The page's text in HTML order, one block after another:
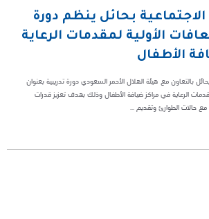
الاجتماعية بحائل ينظم دورة
الأولية لمقدمات الرعاية
الأطفال
بالتعاون مع هيئة الهلال الأحمر السعودي دورة تدريبية بعنوان
الرعاية في مراكز ضيافة الأطفال وذلك بهدف تعزيز قدرات
مع حالات الطوارئ وتقديم ...